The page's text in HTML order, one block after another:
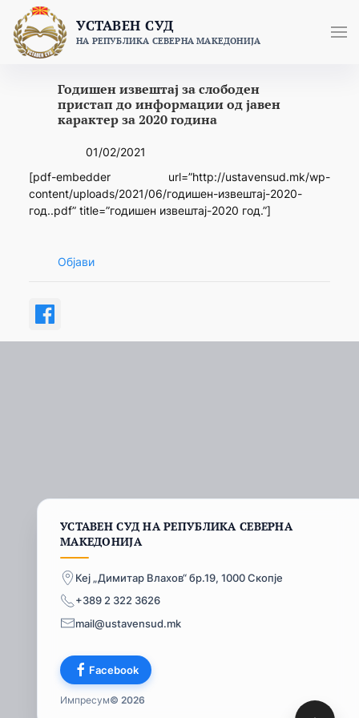
content
УСТАВЕН СУД
НА РЕПУБЛИКА СЕВЕРНА МАКЕДОНИЈА
Годишен извештај за слободен
пристап до информации од јавен
карактер за 2020 година
01/02/2021
[pdf-embedder url=”http://ustavensud.mk/wp-
content/uploads/2021/06/годишен-извештај-2020-
год..pdf” title=”годишен извештај-2020 год.”]
Објави
УСТАВЕН СУД НА РЕПУБЛИКА СЕВЕРНА
МАКЕДОНИЈА
Кеј „Димитар Влахов“ бр.19, 1000 Скопје
+389 2 322 3626
mail@ustavensud.mk
Facebook
Импресум© 2026